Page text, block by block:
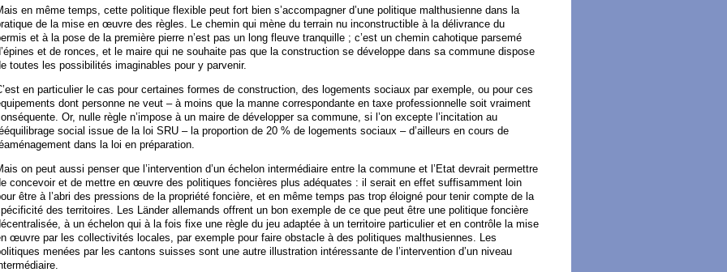
en même temps, cette politique flexible peut fort bien s’accompagner d’une politique malthusienne dans la
de la mise en œuvre des règles. Le chemin qui mène du terrain nu inconstructible à la délivrance du
et à la pose de la première pierre n’est pas un long fleuve tranquille ; c’est un chemin cahotique parsemé
et de ronces, et le maire qui ne souhaite pas que la construction se développe dans sa commune dispose
toutes les possibilités imaginables pour y parvenir.
en particulier le cas pour certaines formes de construction, des logements sociaux par exemple, ou pour ces
dont personne ne veut – à moins que la manne correspondante en taxe professionnelle soit vraiment
Or, nulle règle n’impose à un maire de développer sa commune, si l’on excepte l’incitation au
social issue de la loi SRU – la proportion de 20 % de logements sociaux – d’ailleurs en cours de
dans la loi en préparation.
on peut aussi penser que l’intervention d’un échelon intermédiaire entre la commune et l’Etat devrait permettre
concevoir et de mettre en œuvre des politiques foncières plus adéquates : il serait en effet suffisamment loin
être à l’abri des pressions de la propriété foncière, et en même temps pas trop éloigné pour tenir compte de la
des territoires. Les Länder allemands offrent un bon exemple de ce que peut être une politique foncière
à un échelon qui à la fois fixe une règle du jeu adaptée à un territoire particulier et en contrôle la mise
œuvre par les collectivités locales, par exemple pour faire obstacle à des politiques malthusiennes. Les
menées par les cantons suisses sont une autre illustration intéressante de l’intervention d’un niveau